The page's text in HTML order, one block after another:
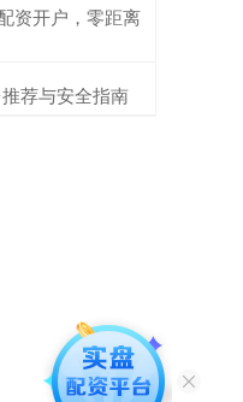
资开户，零距离
荐与安全指南